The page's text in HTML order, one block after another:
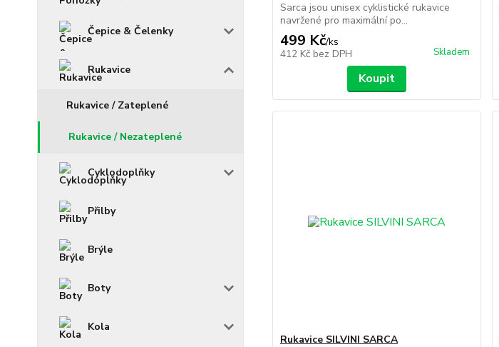
Čepice & Čelenky
Rukavice
Rukavice / Zateplené
Rukavice / Nezateplené
Cyklodoplňky
Přilby
Brýle
Boty
Kola
Sarca jsou unisex cyklistické rukavice
navržené pro maximální po...
499 Kč/ks
412 Kč bez DPH Skladem
Koupit
Rukavice SILVINI SARCA